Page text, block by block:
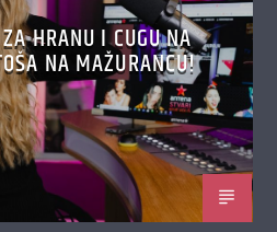
HRANU I CUGU NA
NA MAŽURANCU!